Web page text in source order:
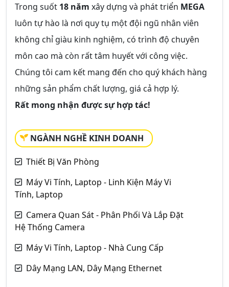
Trong suốt 18 năm xây dựng và phát triển MEGA
luôn tự hào là nơi quy tụ một đội ngũ nhân viên
không chỉ giàu kinh nghiệm, có trình độ chuyên
môn cao mà còn rất tâm huyết với công việc.
Chúng tôi cam kết mang đến cho quý khách hàng
những sản phẩm chất lượng, giá cả hợp lý.
Rất mong nhận được sự hợp tác!
NGÀNH NGHỀ KINH DOANH
Thiết Bị Văn Phòng
Máy Vi Tính, Laptop - Linh Kiện Máy Vi
Tính, Laptop
Camera Quan Sát - Phân Phối Và Lắp Đặt
Hệ Thống Camera
Máy Vi Tính, Laptop - Nhà Cung Cấp
Dây Mạng LAN, Dây Mạng Ethernet